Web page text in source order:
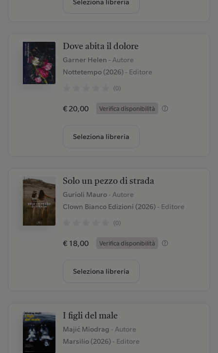
Seleziona libreria
Dove abita il dolore
Garner Helen - Autore
Nottetempo (2026)- Editore
(0)
€ 20,00 Verifica disponibilità
Seleziona libreria
Solo un pezzo di strada
Gurioli Mauro - Autore
Clown Bianco Edizioni (2026)- Editore
(0)
€ 18,00 Verifica disponibilità
Seleziona libreria
I figli del male
Majić Miodrag - Autore
Marsilio (2026)- Editore